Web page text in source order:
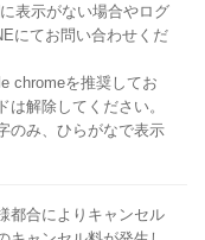
表示がない場合やログ
にてお問い合わせくだ
chromeを推奨してお
は解除してください。
のみ、ひらがなで表示
都合によりキャンセル